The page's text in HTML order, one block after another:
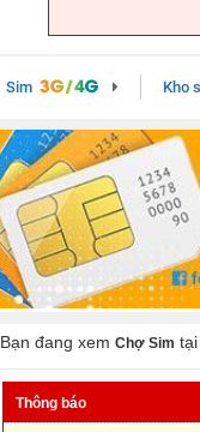
Sim Kho
Bạn đang xem Chợ Sim tại
Thông báo